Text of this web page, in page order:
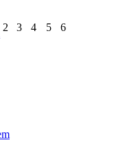
2 3 4 5 6